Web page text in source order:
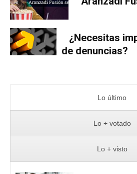
¿Necesitas
de denuncias?
Lo último
Lo + votado
Lo + visto